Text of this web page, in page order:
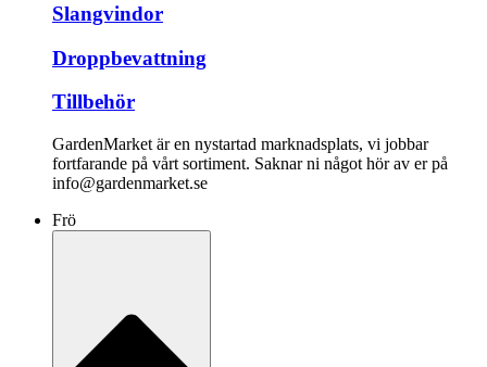
Slangvindor
Droppbevattning
Tillbehör
GardenMarket är en nystartad marknadsplats, vi jobbar
fortfarande på vårt sortiment. Saknar ni något hör av er på
info@gardenmarket.se
Frö